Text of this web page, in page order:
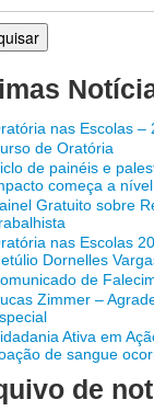
nas Escolas –
de Oratória
de painéis e
começa a
Gratuito sobre
nas Escolas
Dornelles
de
Zimmer –
Ativa em
de sangue
de